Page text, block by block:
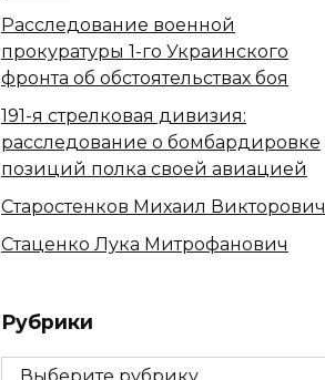
Расследование военной
прокуратуры 1-го Украинского
фронта об обстоятельствах боя
191-я стрелковая дивизия:
расследование о бомбардировке
позиций полка своей авиацией
Старостенков Михаил Викторович
Стаценко Лука Митрофанович
Рубрики
Рубрики